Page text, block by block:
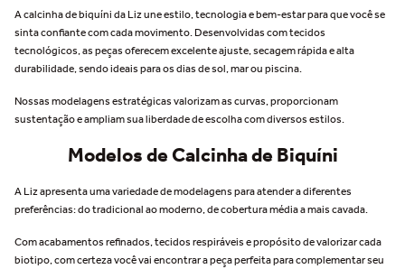
A calcinha de biquíni da Liz une estilo, tecnologia e bem-estar para que você se
sinta confiante com cada movimento. Desenvolvidas com tecidos
tecnológicos, as peças oferecem excelente ajuste, secagem rápida e alta
durabilidade, sendo ideais para os dias de sol, mar ou piscina.
Nossas modelagens estratégicas valorizam as curvas, proporcionam
sustentação e ampliam sua liberdade de escolha com diversos estilos.
Modelos de Calcinha de Biquíni
A Liz apresenta uma variedade de modelagens para atender a diferentes
preferências: do tradicional ao moderno, de cobertura média a mais cavada.
Com acabamentos refinados, tecidos respiráveis e propósito de valorizar cada
biotipo, com certeza você vai encontrar a peça perfeita para complementar seu